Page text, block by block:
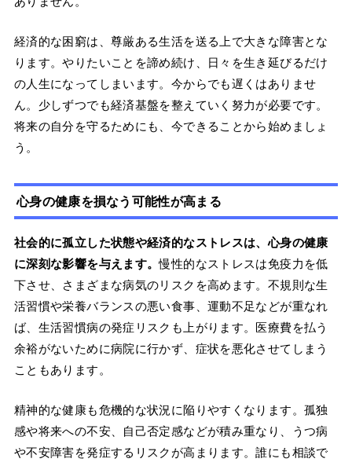
経済的な困窮は、尊厳ある生活を送る上で大きな障害とな
ります。やりたいことを諦め続け、日々を生き延びるだけ
の人生になってしまいます。今からでも遅くはありませ
ん。少しずつでも経済基盤を整えていく努力が必要です。
将来の自分を守るためにも、今できることから始めましょ
う。
心身の健康を損なう可能性が高まる
社会的に孤立した状態や経済的なストレスは、心身の健康
に深刻な影響を与えます。慢性的なストレスは免疫力を低
下させ、さまざまな病気のリスクを高めます。不規則な生
活習慣や栄養バランスの悪い食事、運動不足などが重なれ
ば、生活習慣病の発症リスクも上がります。医療費を払う
余裕がないために病院に行かず、症状を悪化させてしまう
こともあります。
精神的な健康も危機的な状況に陥りやすくなります。孤独
感や将来への不安、自己否定感などが積み重なり、うつ病
や不安障害を発症するリスクが高まります。誰にも相談で